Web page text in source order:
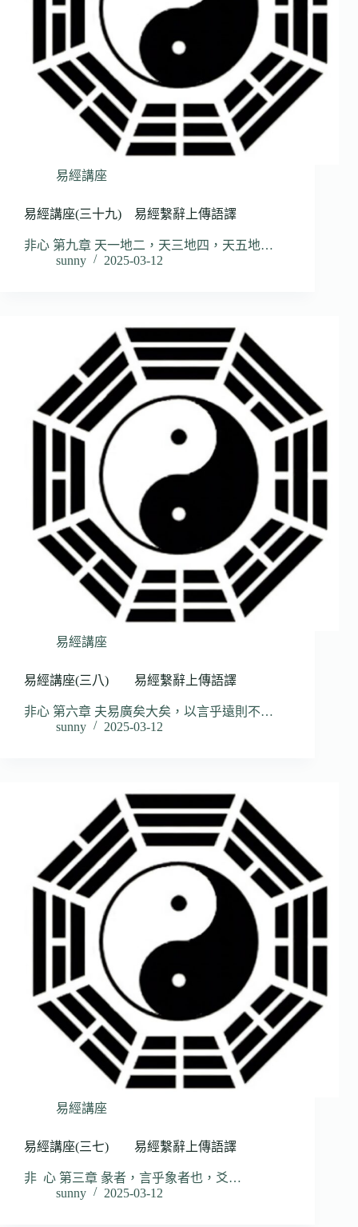
易經講座
易經講座(三十九) 易經繫辭上傳語譯
非心 第九章 天一地二，天三地四，天五地…
sunny
2025-03-12
易經講座
易經講座(三八) 易經繫辭上傳語譯
非心 第六章 夫易廣矣大矣，以言乎遠則不…
sunny
2025-03-12
易經講座
易經講座(三七) 易經繫辭上傳語譯
非 心 第三章 彖者，言乎象者也，爻…
sunny
2025-03-12